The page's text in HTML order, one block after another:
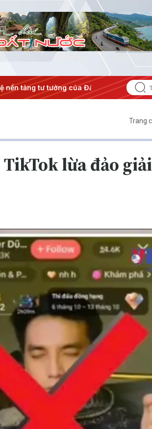
nền tảng tư tưởng của Đảng #Hội nghị
Trang
lừa đảo giải